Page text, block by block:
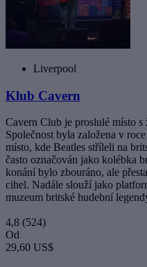
Liverpool
Klub Cavern
Cavern Club je proslulé místo
Společnost byla založena v
místo, kde Beatles stříleli na
často označován jako kolébka
konání bylo zbouráno, ale
cihel. Nadále slouží jako
muzeum britské hudební
4,8 (524)
Od
29,60 US$